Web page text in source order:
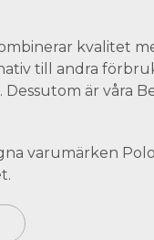
kvalitet
till andra
Dessutom är våra
varumärken